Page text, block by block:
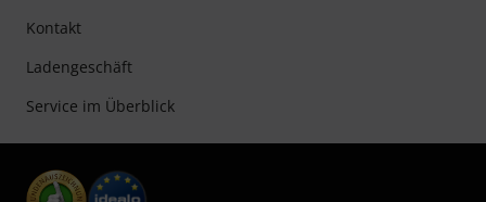
Kontakt
Ladengeschäft
Service im Überblick